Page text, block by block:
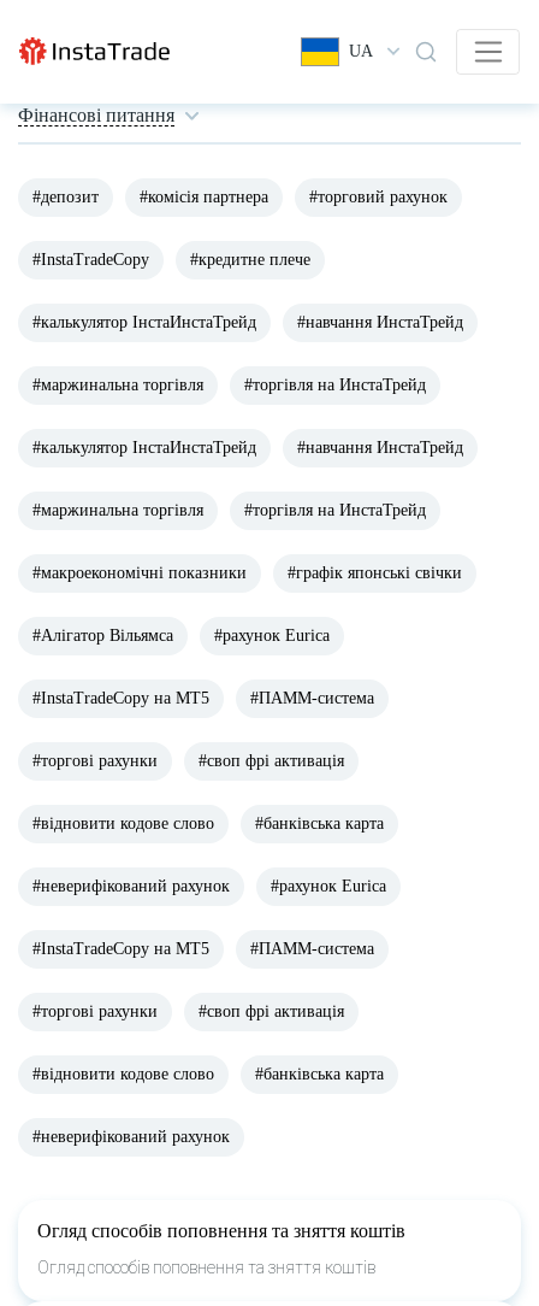
UA
Фінансові питання
#депозит #комісія партнера #торговий рахунок
#InstaTradeCopy #кредитне плече
#калькулятор ІнстаИнстаТрейд #навчання ИнстаТрейд
#маржинальна торгівля #торгівля на ИнстаТрейд
#калькулятор ІнстаИнстаТрейд #навчання ИнстаТрейд
#маржинальна торгівля #торгівля на ИнстаТрейд
#макроекономічні показники #графік японські свічки
#Алігатор Вільямса #рахунок Eurica
#InstaTradeCopy на МТ5 #ПАММ-система
#торгові рахунки #своп фрі активація
#відновити кодове слово #банківська карта
#неверифікований рахунок #рахунок Eurica
#InstaTradeCopy на МТ5 #ПАММ-система
#торгові рахунки #своп фрі активація
#відновити кодове слово #банківська карта
#неверифікований рахунок
Огляд способів поповнення та зняття коштів
Огляд способів поповнення та зняття коштів